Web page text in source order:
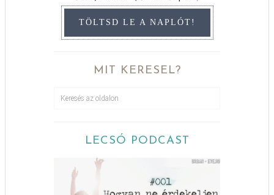
TÖLTSD LE A NAPLÓT!
MIT KERESEL?
LECSÓ PODCAST